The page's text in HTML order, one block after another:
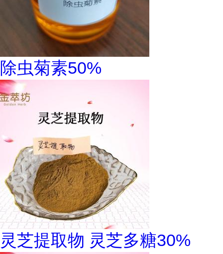
除虫菊素50%
灵芝提取物 灵芝多糖30%